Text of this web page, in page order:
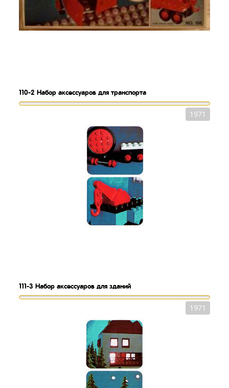
110-2 Набор аксессуаров для транспорта
1971
111-3 Набор аксессуаров для зданий
1971